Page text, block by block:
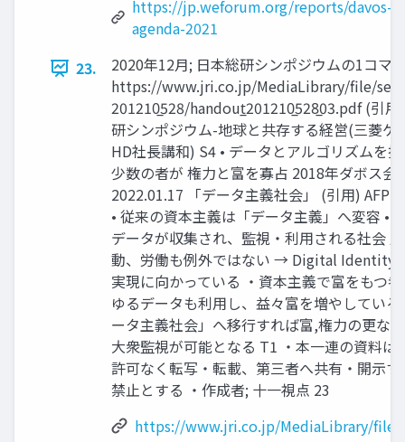
https://jp.weforum.org/reports/davos-
agenda-2021
23.
2020年12月; 日本総研シンポジウムの1コマ
https://www.jri.co.jp/MediaLibrary/file/
201210̲528/handout̲201210̲528̲03.pdf (引用
研シンポジウム-地球と共存する経営(三菱ケ
HD社長講和) S4 • データとアルゴリズムを
少数の者が 権力と富を寡占 2018年ダボス会
2022.01.17 「データ主義社会」 (引用) AFP
• 従来の資本主義は「データ主義」へ変容 •
データが収集され、監視・利用される社会
動、労働も例外ではない → Digital Identity
実現に向かっている ・資本主義で富をもつ
ゆるデータも利用し、益々富を増やしている
ータ主義社会」へ移行すれば富,権力の更な
大衆監視が可能となる T1 ・本一連の資料は
許可なく転写・転載、第三者へ共有・開示
禁止とする ・作成者; 十一視点 23
https://www.jri.co.jp/MediaLibrary/file/